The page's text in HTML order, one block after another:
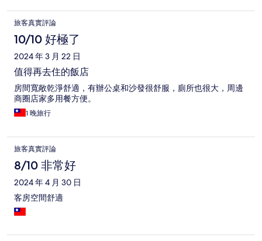
旅客真實評論
10/10 好極了
2024 年 3 月 22 日
值得再去住的飯店
房間寬敞乾淨舒適，有辦公桌和沙發很舒服，廁所也很大，周邊
商圈店家多用餐方便。
1 晚旅行
旅客真實評論
8/10 非常好
2024 年 4 月 30 日
客房空間舒適